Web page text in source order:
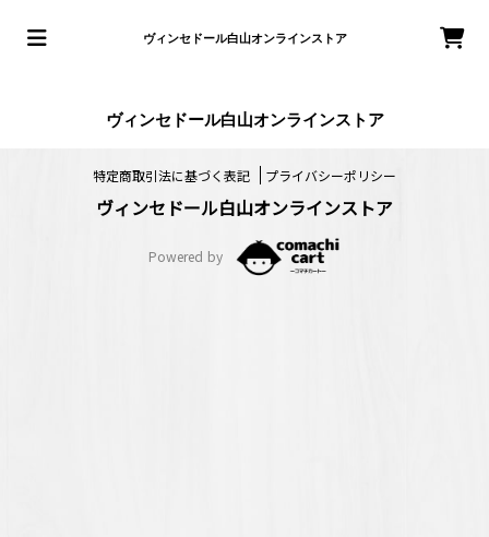
ヴィンセドール白山オンラインストア
ヴィンセドール白山オンラインストア
特定商取引法に基づく表記 プライバシーポリシー
ヴィンセドール白山オンラインストア
Powered by